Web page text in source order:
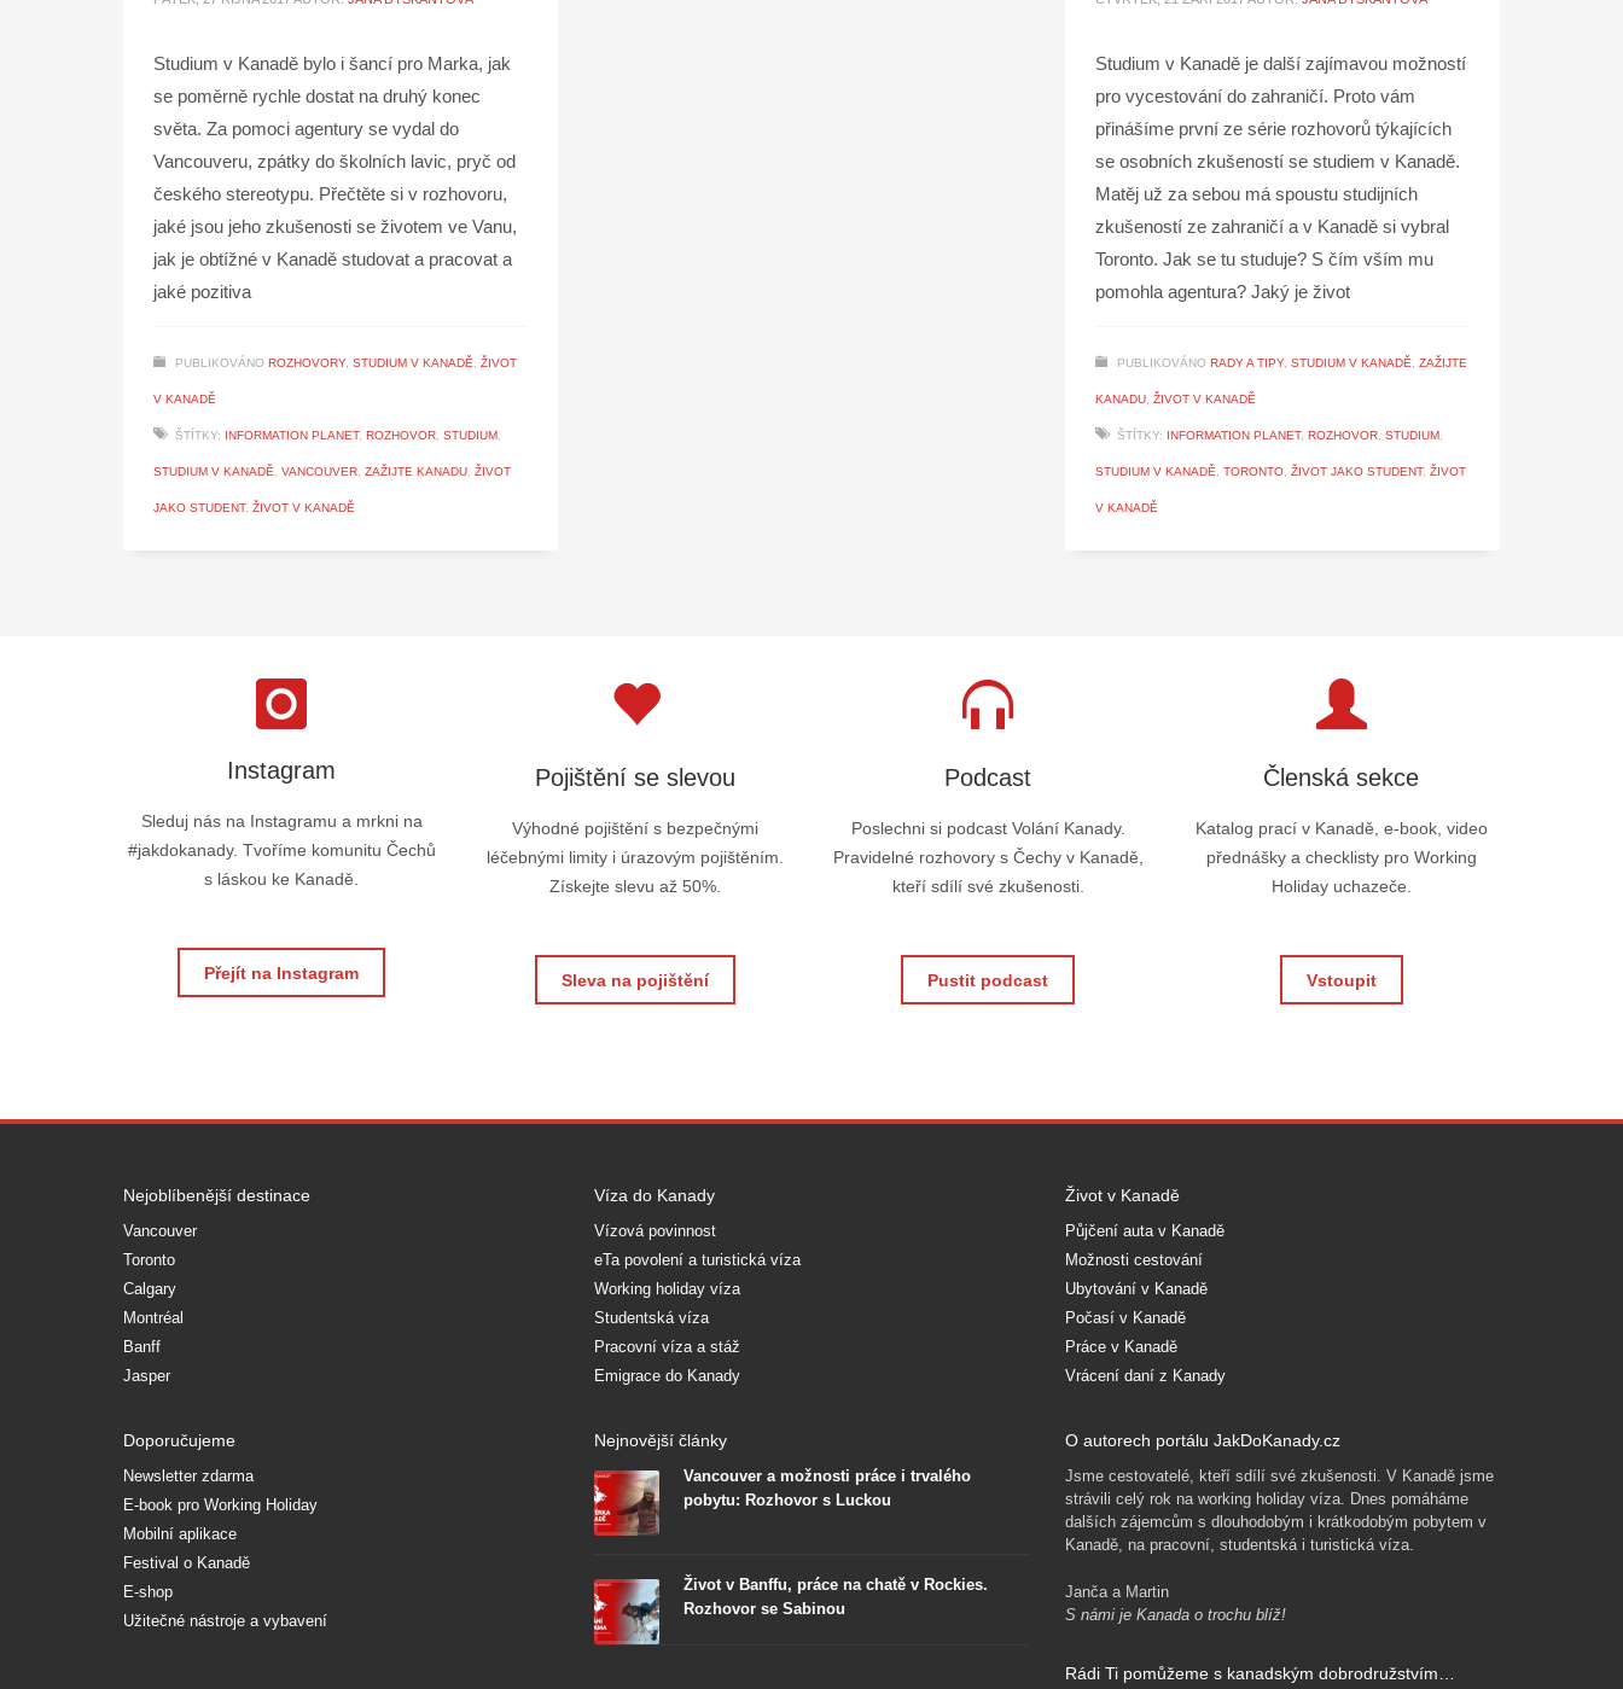
Studium v Kanadě bylo i šancí pro Marka, jak
se poměrně rychle dostat na druhý konec
světa. Za pomoci agentury se vydal do
Vancouveru, zpátky do školních lavic, pryč od
českého stereotypu. Přečtěte si v rozhovoru,
jaké jsou jeho zkušenosti se životem ve Vanu,
jak je obtížné v Kanadě studovat a pracovat a
jaké pozitiva
PUBLIKOVÁNO ROZHOVORY, STUDIUM V KANADĚ, ŽIVOT
V KANADĚ
ŠTÍTKY: INFORMATION PLANET, ROZHOVOR, STUDIUM,
STUDIUM V KANADĚ, VANCOUVER, ZAŽIJTE KANADU, ŽIVOT
JAKO STUDENT, ŽIVOT V KANADĚ
Studium v Kanadě je další zajímavou možností
pro vycestování do zahraničí. Proto vám
přinášíme první ze série rozhovorů týkajících
se osobních zkušeností se studiem v Kanadě.
Matěj už za sebou má spoustu studijních
zkušeností ze zahraničí a v Kanadě si vybral
Toronto. Jak se tu studuje? S čím vším mu
pomohla agentura? Jaký je život
PUBLIKOVÁNO RADY A TIPY, STUDIUM V KANADĚ, ZAŽIJTE
KANADU, ŽIVOT V KANADĚ
ŠTÍTKY: INFORMATION PLANET, ROZHOVOR, STUDIUM,
STUDIUM V KANADĚ, TORONTO, ŽIVOT JAKO STUDENT, ŽIVOT
V KANADĚ
Instagram
Sleduj nás na Instagramu a mrkni na
#jakdokanady. Tvoříme komunitu Čechů
s láskou ke Kanadě.
Přejít na Instagram
Pojištění se slevou
Výhodné pojištění s bezpečnými
léčebnými limity i úrazovým pojištěním.
Získejte slevu až 50%.
Sleva na pojištění
Podcast
Poslechni si podcast Volání Kanady.
Pravidelné rozhovory s Čechy v Kanadě,
kteří sdílí své zkušenosti.
Pustit podcast
Členská sekce
Katalog prací v Kanadě, e-book, video
přednášky a checklisty pro Working
Holiday uchazeče.
Vstoupit
Nejoblíbenější destinace
Vancouver
Toronto
Calgary
Montréal
Banff
Jasper
Víza do Kanady
Vízová povinnost
eTa povolení a turistická víza
Working holiday víza
Studentská víza
Pracovní víza a stáž
Emigrace do Kanady
Život v Kanadě
Půjčení auta v Kanadě
Možnosti cestování
Ubytování v Kanadě
Počasí v Kanadě
Práce v Kanadě
Vrácení daní z Kanady
Doporučujeme
Newsletter zdarma
E-book pro Working Holiday
Mobilní aplikace
Festival o Kanadě
E-shop
Užitečné nástroje a vybavení
Nejnovější články
Vancouver a možnosti práce i trvalého
pobytu: Rozhovor s Luckou
Život v Banffu, práce na chatě v Rockies.
Rozhovor se Sabinou
O autorech portálu JakDoKanady.cz
Jsme cestovatelé, kteří sdílí své zkušenosti. V Kanadě jsme
strávili celý rok na working holiday víza. Dnes pomáháme
dalších zájemcům s dlouhodobým i krátkodobým pobytem v
Kanadě, na pracovní, studentská i turistická víza.
Janča a Martin
S námi je Kanada o trochu blíž!
Rádi Ti pomůžeme s kanadským dobrodružstvím…